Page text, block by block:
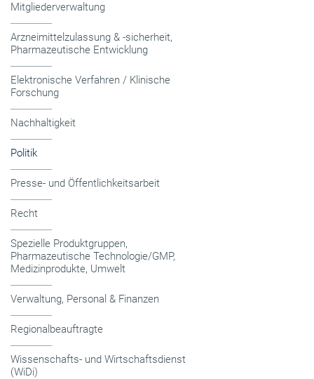
Mitgliederverwaltung
Arzneimittelzulassung & -sicherheit,
Pharmazeutische Entwicklung
Elektronische Verfahren / Klinische
Forschung
Nachhaltigkeit
Politik
Presse- und Öffentlichkeitsarbeit
Recht
Spezielle Produktgruppen,
Pharmazeutische Technologie/GMP,
Medizinprodukte, Umwelt
Verwaltung, Personal & Finanzen
Regionalbeauftragte
Wissenschafts- und Wirtschaftsdienst
(WiDi)